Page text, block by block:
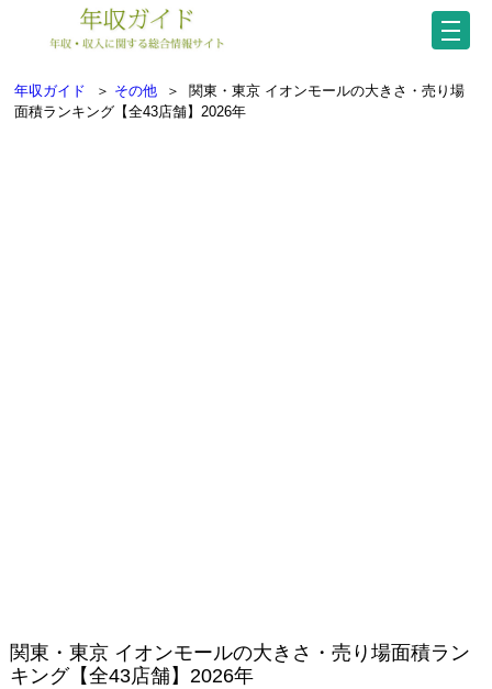
年収ガイド ＞ その他 ＞
関東・東京 イオンモールの大きさ・売り場
面積ランキング【全43店舗】2026年
関東・東京 イオンモールの大きさ・売り場面積ラン
キング【全43店舗】2026年